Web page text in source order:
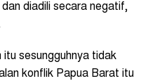
diadili secara negatif,
itu sesungguhnya tidak
konflik Papua Barat itu